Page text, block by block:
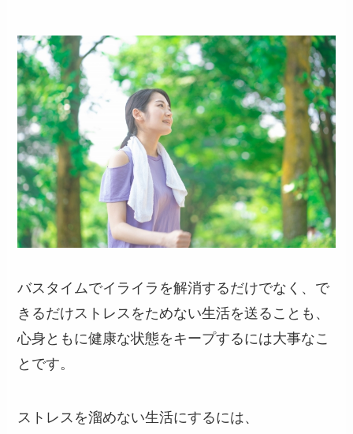
バスタイムでイライラを解消するだけでなく、で
きるだけストレスをためない生活を送ることも、
心身ともに健康な状態をキープするには大事なこ
とです。
ストレスを溜めない生活にするには、